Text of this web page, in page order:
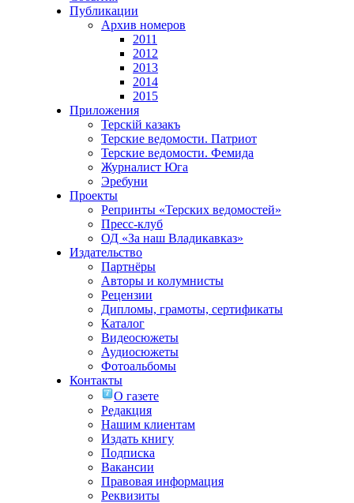
Публикации
Архив номеров
2011
2012
2013
2014
2015
Приложения
Терскiй казакъ
Терские ведомости. Патриот
Терские ведомости. Фемида
Журналист Юга
Эребуни
Проекты
Репринты «Терских ведомостей»
Пресс-клуб
ОД «За наш Владикавказ»
Издательство
Партнёры
Авторы и колумнисты
Рецензии
Дипломы, грамоты, сертификаты
Каталог
Видеосюжеты
Аудиосюжеты
Фотоальбомы
Контакты
О газете
Редакция
Нашим клиентам
Издать книгу
Подписка
Вакансии
Правовая информация
Реквизиты